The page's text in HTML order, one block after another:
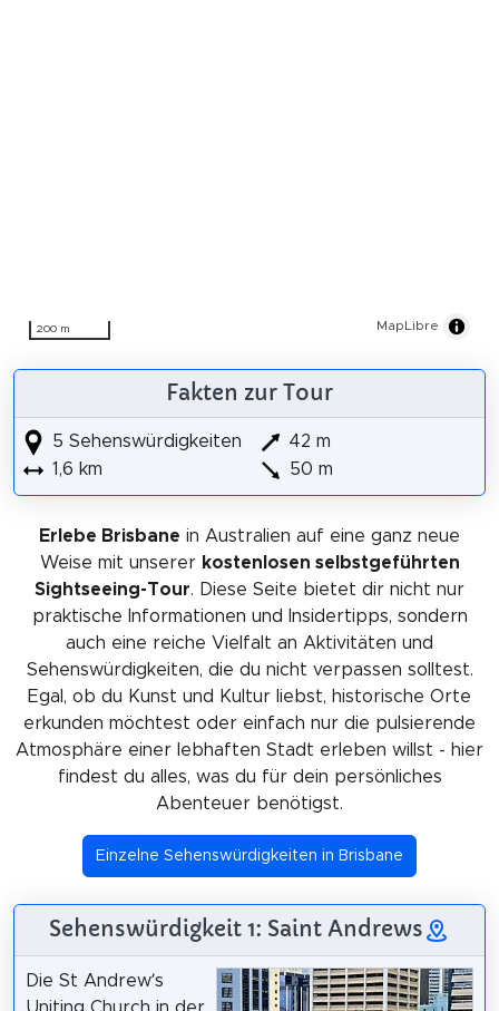
200 m MapLibre
Fakten zur Tour
5 Sehenswürdigkeiten
1,6 km
42 m
50 m
Erlebe Brisbane in Australien auf eine ganz neue
Weise mit unserer kostenlosen selbstgeführten
Sightseeing-Tour. Diese Seite bietet dir nicht nur
praktische Informationen und Insidertipps, sondern
auch eine reiche Vielfalt an Aktivitäten und
Sehenswürdigkeiten, die du nicht verpassen solltest.
Egal, ob du Kunst und Kultur liebst, historische Orte
erkunden möchtest oder einfach nur die pulsierende
Atmosphäre einer lebhaften Stadt erleben willst - hier
findest du alles, was du für dein persönliches
Abenteuer benötigst.
Einzelne Sehenswürdigkeiten in Brisbane
Sehenswürdigkeit 1: Saint Andrews
Die St Andrew’s
Uniting Church in der